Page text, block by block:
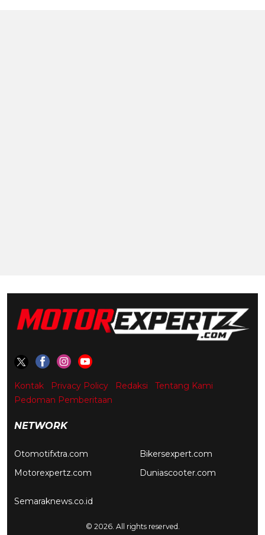
Kontak Privacy Policy Redaksi
Tentang Kami
Pedoman Pemberitaan
NETWORK
Otomotifxtra.com
Motorexpertz.com
Bikersexpert.com
Duniascooter.com
Semaraknews.co.id
© 2026. All rights reserved.